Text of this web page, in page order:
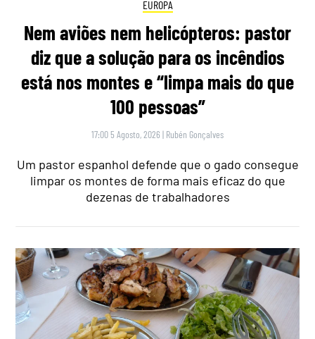
EUROPA
Nem aviões nem helicópteros: pastor
diz que a solução para os incêndios
está nos montes e “limpa mais do que
100 pessoas”
17:00 5 Agosto, 2026 | Rubén Gonçalves
Um pastor espanhol defende que o gado consegue
limpar os montes de forma mais eficaz do que
dezenas de trabalhadores